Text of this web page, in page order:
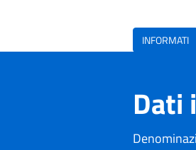
INFORMATI
Dati